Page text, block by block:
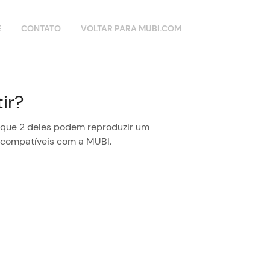
CONTATO VOLTAR PARA MUBI.COM
2 deles podem reproduzir um
com a MUBI.